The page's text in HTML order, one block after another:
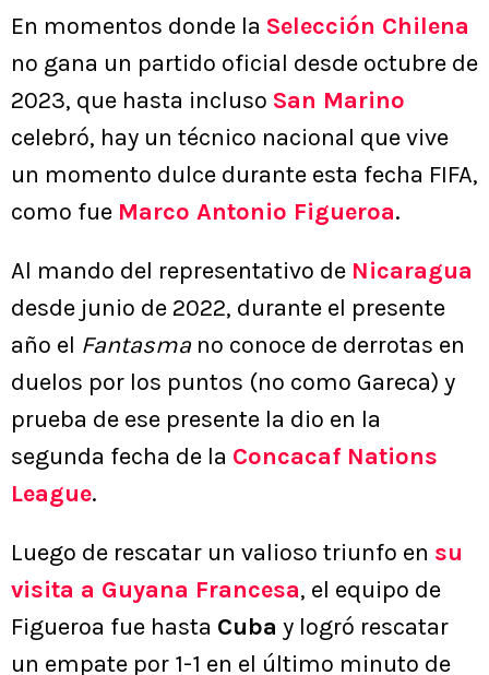
En momentos donde la Selección Chilena
no gana un partido oficial desde octubre de
2023, que hasta incluso San Marino
celebró, hay un técnico nacional que vive
un momento dulce durante esta fecha FIFA,
como fue Marco Antonio Figueroa.
Al mando del representativo de Nicaragua
desde junio de 2022, durante el presente
año el Fantasma no conoce de derrotas en
duelos por los puntos (no como Gareca) y
prueba de ese presente la dio en la
segunda fecha de la Concacaf Nations
League.
Luego de rescatar un valioso triunfo en su
visita a Guyana Francesa, el equipo de
Figueroa fue hasta Cuba y logró rescatar
un empate por 1-1 en el último minuto de